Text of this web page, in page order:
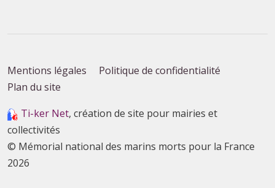
Mentions légales
Politique de confidentialité
Plan du site
Ti-ker Net, création de site pour mairies et
collectivités
© Mémorial national des marins morts pour la France
2026